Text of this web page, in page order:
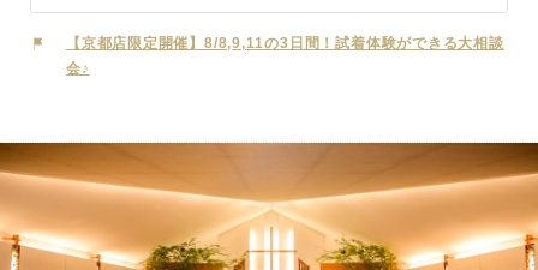
石の壁がデザインされた洗練された空間でお洒落なパーティを。
【京都店限定開催】8/8,9,11の3日間！試着体験ができる大相談
会♪